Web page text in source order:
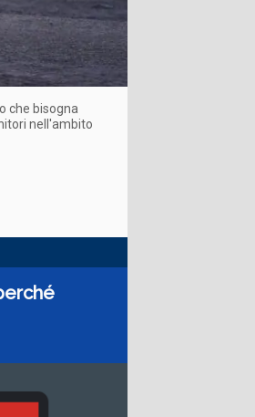
che bisogna
nell'ambito